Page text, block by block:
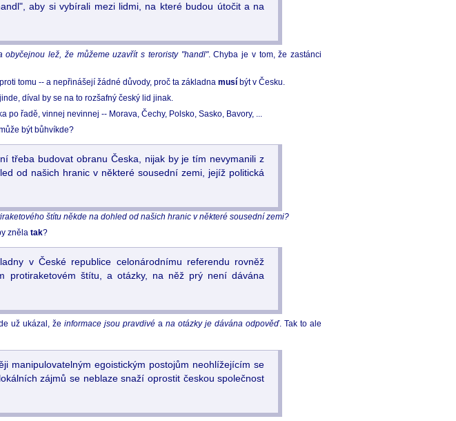
aby si vybírali mezi lidmi, na které budou útočit a na
obyčejnou lež, že můžeme uzavřít s teroristy "handl". Chyba je v tom, že zastánci
tomu -- a nepřinášejí žádné důvody, proč ta základna musí být v Česku.
díval by se na to rozšafný český lid jinak.
řadě, vinnej nevinnej -- Morava, Čechy, Polsko, Sasko, Bavory, ...
být bůhvíkde?
třeba budovat obranu Česka, nijak by je tím nevymanili z
od našich hranic v některé sousední zemi, jejíž politická
štítu někde na dohled od našich hranic v některé sousední zemi?
zněla tak?
v České republice celonárodnímu referendu rovněž
protiraketovém štítu, a otázky, na něž prý není dávána
už ukázal, že informace jsou pravdivéa na otázky je dávána odpověď. Tak to ale
manipulovatelným egoistickým postojům neohlížejícím se
zájmů se neblaze snaží oprostit českou společnost